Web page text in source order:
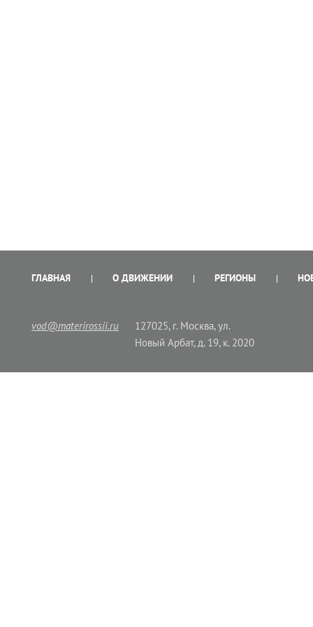
ГЛАВНАЯ О ДВИЖЕНИИ РЕГИОНЫ
vod@materirossii.ru
127025, г. Москва, ул.
Новый Арбат, д. 19, к. 2020